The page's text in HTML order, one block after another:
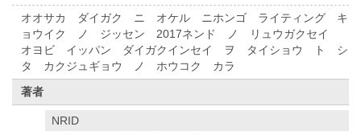
オオサカ ダイガク ニ オケル ニホンゴ ライティング キ
ョウイク ノ ジッセン 2017ネンド ノ リュウガクセイ
オヨビ イッパン ダイガクインセイ ヲ タイショウ ト シ
タ カクジュギョウ ノ ホウコク カラ
著者
NRID